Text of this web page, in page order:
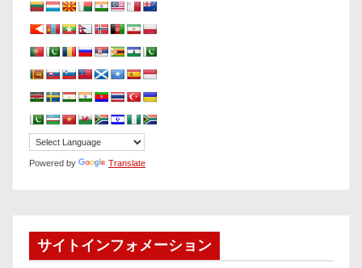
Powered by Translate
サイトインフォメーション